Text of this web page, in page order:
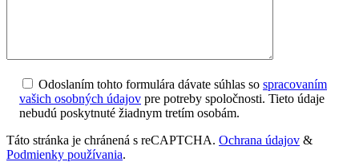
Odoslaním tohto formulára dávate súhlas so spracovaním
vašich osobných údajov pre potreby spoločnosti. Tieto údaje
nebudú poskytnuté žiadnym tretím osobám.
Táto stránka je chránená s reCAPTCHA. Ochrana údajov &
Podmienky používania.